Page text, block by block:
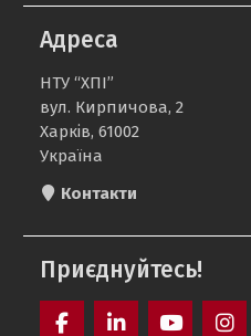
Адреса
НТУ “ХПІ”
вул. Кирпичова, 2
Харків, 61002
Україна
Контакти
Приєднуйтесь!